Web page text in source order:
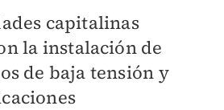
capitalinas
la instalación de
de baja tensión y